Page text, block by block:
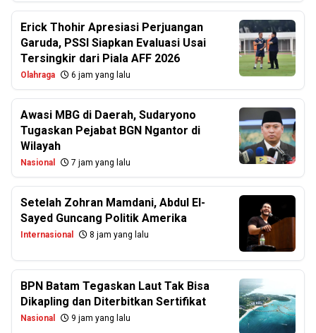
Erick Thohir Apresiasi Perjuangan
Garuda, PSSI Siapkan Evaluasi Usai
Tersingkir dari Piala AFF 2026
Olahraga 6 jam yang lalu
Awasi MBG di Daerah, Sudaryono
Tugaskan Pejabat BGN Ngantor di
Wilayah
Nasional 7 jam yang lalu
Setelah Zohran Mamdani, Abdul El-
Sayed Guncang Politik Amerika
Internasional 8 jam yang lalu
BPN Batam Tegaskan Laut Tak Bisa
Dikapling dan Diterbitkan Sertifikat
Nasional 9 jam yang lalu